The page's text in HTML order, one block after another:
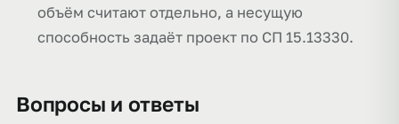
объём считают отдельно, а несущую
способность задаёт проект по СП 15.13330.
Вопросы и ответы